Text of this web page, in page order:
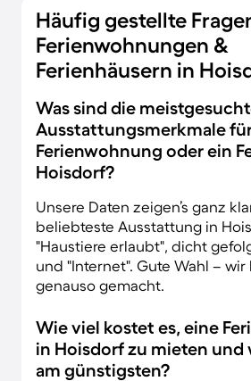
Häufig gestellte
Ferienwohnungen &
Ferienhäusern in
Was sind die
Ausstattungsmerkmale
Ferienwohnung oder ein
Hoisdorf?
Unsere Daten zeigen’s ganz
beliebteste Ausstattung in
"Haustiere erlaubt", dicht
und "Internet". Gute Wahl – wir
genauso gemacht.
Wie viel kostet es, eine
in Hoisdorf zu mieten und
am günstigsten?